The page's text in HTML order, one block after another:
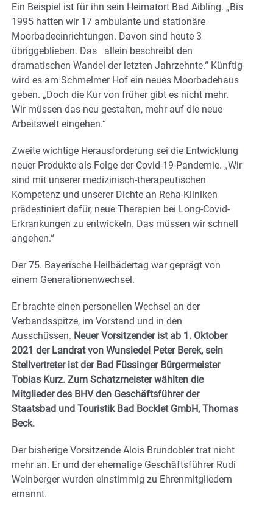
Ein Beispiel ist für ihn sein Heimatort Bad Aibling. „Bis
1995 hatten wir 17 ambulante und stationäre
Moorbadeeinrichtungen. Davon sind heute 3
übriggeblieben. Das allein beschreibt den
dramatischen Wandel der letzten Jahrzehnte.“ Künftig
wird es am Schmelmer Hof ein neues Moorbadehaus
geben. „Doch die Kur von früher gibt es nicht mehr.
Wir müssen das neu gestalten, mehr auf die neue
Arbeitswelt eingehen.“
Zweite wichtige Herausforderung sei die Entwicklung
neuer Produkte als Folge der Covid-19-Pandemie. „Wir
sind mit unserer medizinisch-therapeutischen
Kompetenz und unserer Dichte an Reha-Kliniken
prädestiniert dafür, neue Therapien bei Long-Covid-
Erkrankungen zu entwickeln. Das müssen wir schnell
angehen.“
Der 75. Bayerische Heilbädertag war geprägt von
einem Generationenwechsel.
Er brachte einen personellen Wechsel an der
Verbandsspitze, im Vorstand und in den
Ausschüssen. Neuer Vorsitzender ist ab 1. Oktober
2021 der Landrat von Wunsiedel Peter Berek, sein
Stellvertreter ist der Bad Füssinger Bürgermeister
Tobias Kurz. Zum Schatzmeister wählten die
Mitglieder des BHV den Geschäftsführer der
Staatsbad und Touristik Bad Bocklet GmbH, Thomas
Beck.
Der bisherige Vorsitzende Alois Brundobler trat nicht
mehr an. Er und der ehemalige Geschäftsführer Rudi
Weinberger wurden einstimmig zu Ehrenmitgliedern
ernannt.